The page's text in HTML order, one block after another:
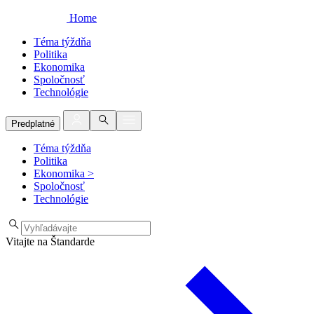
Home
Téma týždňa
Politika
Ekonomika
Spoločnosť
Technológie
Predplatné
Téma týždňa
Politika
Ekonomika >
Spoločnosť
Technológie
Vitajte na Štandarde